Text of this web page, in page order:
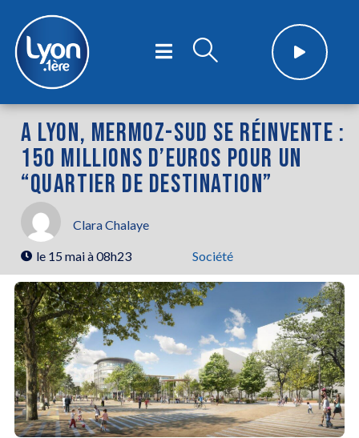
A LYON, MERMOZ-SUD SE RÉINVENTE :
150 MILLIONS D’EUROS POUR UN
“QUARTIER DE DESTINATION”
Clara Chalaye
le 15 mai à 08h23 Société